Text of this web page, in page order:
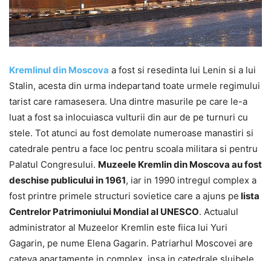
Kremlinul din Moscova a fost si resedinta lui Lenin si a lui
Stalin, acesta din urma indepartand toate urmele regimului
tarist care ramasesera. Una dintre masurile pe care le-a
luat a fost sa inlocuiasca vulturii din aur de pe turnuri cu
stele. Tot atunci au fost demolate numeroase manastiri si
catedrale pentru a face loc pentru scoala militara si pentru
Palatul Congresului. Muzeele Kremlin din Moscova au fost
deschise publicului in 1961, iar in 1990 intregul complex a
fost printre primele structuri sovietice care a ajuns pe lista
Centrelor Patrimoniului Mondial al UNESCO. Actualul
administrator al Muzeelor Kremlin este fiica lui Yuri
Gagarin, pe nume Elena Gagarin. Patriarhul Moscovei are